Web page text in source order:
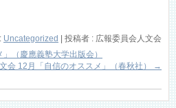
Uncategorized | 投稿者 : 広報委員会人文会
（慶應義塾大学出版会）
会 12月「自信のオススメ」（春秋社）
→